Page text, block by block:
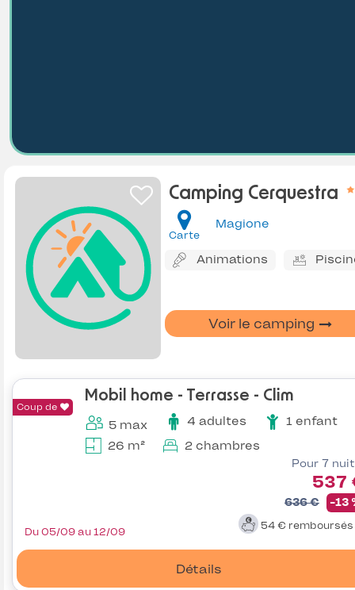
Camping Cerquestra
Carte
Magione
Animations
Voir le camping
Coup de
Mobil home - Terrasse - Clim
5 max 4 adultes
1 enfant
26 m²
2 chambres
Pour 7
537
636 € -13
54 € remboursés
Détails
Du 05/09 au 12/09